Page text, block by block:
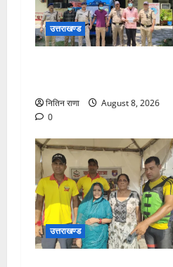
उत्तराखण्ड
नितिन राणा
August 8, 2026
0
उत्तराखण्ड